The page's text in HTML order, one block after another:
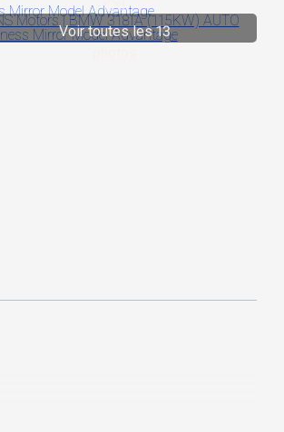
Voir toutes les 13